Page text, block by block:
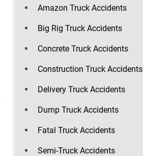
Amazon Truck Accidents
Big Rig Truck Accidents
Concrete Truck Accidents
Construction Truck Accidents
Delivery Truck Accidents
Dump Truck Accidents
Fatal Truck Accidents
Semi-Truck Accidents